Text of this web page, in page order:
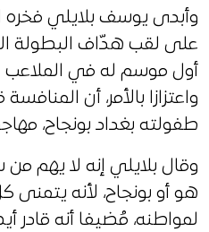
وأبدى يوسف بلايلي فخره
على لقب هدّاف البطولة
أول موسم له في الملاعب
واعتزازا بالأمر، أن
طفولته بغداد بونجاح،
وقال بلايلي إنه لا يهم
هو أو بونجاح، لأنه يتمنى
لمواطنه، مُضيفا أنه قادر